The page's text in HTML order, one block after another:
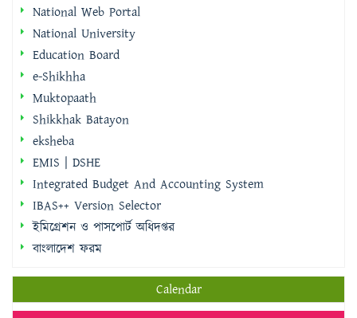
National Web Portal
National University
Education Board
e-Shikhha
Muktopaath
Shikkhak Batayon
eksheba
EMIS | DSHE
Integrated Budget And Accounting System
IBAS++ Version Selector
ইমিগ্রেশন ও পাসপোর্ট অধিদপ্তর
বাংলাদেশ ফরম
Calendar